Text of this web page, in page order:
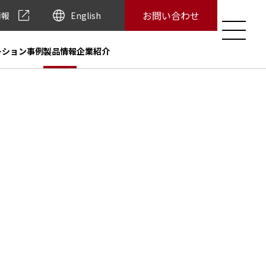
English お問い合わせ
ョン事例製品情報企業紹介